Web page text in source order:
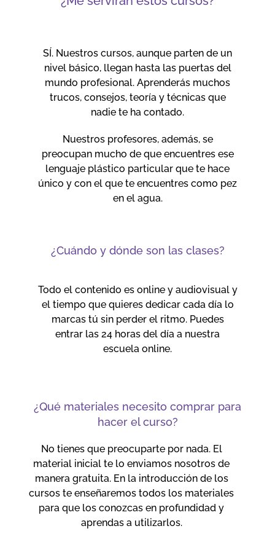
SÍ. Nuestros cursos, aunque parten de un
nivel básico, llegan hasta las puertas del
mundo profesional. Aprenderás muchos
trucos, consejos, teoría y técnicas que
nadie te ha contado.
Nuestros profesores, además, se
preocupan mucho de que encuentres ese
lenguaje plástico particular que te hace
único y con el que te encuentres como pez
en el agua.
¿Cuándo y dónde son las clases?
Todo el contenido es online y audiovisual y
el tiempo que quieres dedicar cada día lo
marcas tú sin perder el ritmo. Puedes
entrar las 24 horas del día a nuestra
escuela online.
¿Qué materiales necesito comprar para
hacer el curso?
No tienes que preocuparte por nada. El
material inicial te lo enviamos nosotros de
manera gratuita. En la introducción de los
cursos te enseñaremos todos los materiales
para que los conozcas en profundidad y
aprendas a utilizarlos.